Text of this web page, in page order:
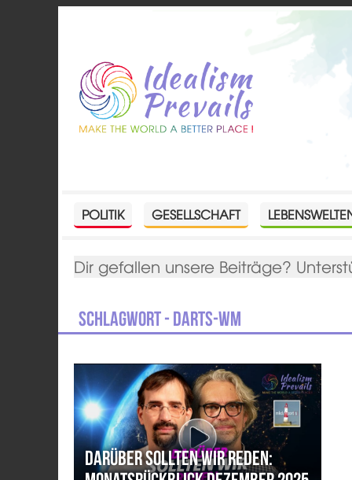
POLITIK GESELLSCHAFT
Dir gefallen unsere Beiträge?
Schlagwort - Darts-WM
Darüber sollten wir reden: